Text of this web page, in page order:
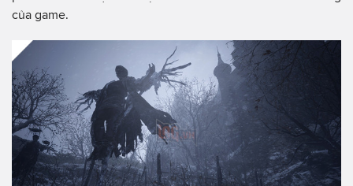
của game.